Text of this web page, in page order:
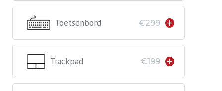
Toetsenbord €299
Trackpad €199